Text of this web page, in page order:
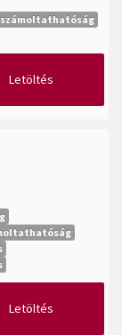
Letöltés
Letöltés